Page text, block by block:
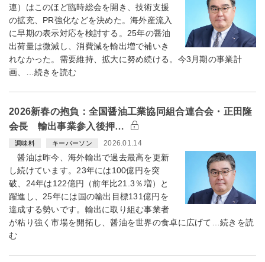
連）はこのほど臨時総会を開き、技術支援
の拡充、PR強化などを決めた。海外産流入
に早期の表示対応を検討する。25年の醤油
出荷量は微減し、消費減を輸出増で補いき
れなかった。需要維持、拡大に努め続ける。今3月期の事業計
画、…続きを読む
2026新春の抱負：全国醤油工業協同組合連合会・正田隆
会長 輸出事業参入後押…
調味料 キーパーソン 2026.01.14
醤油は昨今、海外輸出で過去最高を更新
し続けています。23年には100億円を突
破、24年は122億円（前年比21.3％増）と
躍進し、25年には国の輸出目標131億円を
達成する勢いです。輸出に取り組む事業者
が粘り強く市場を開拓し、醤油を世界の食卓に広げて…続きを読
む